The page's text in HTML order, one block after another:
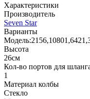
Характеристики
Производитель
Seven Star
Варианты
Высота
26см
Кол-во портов для
1
Материал колбы
Стекло